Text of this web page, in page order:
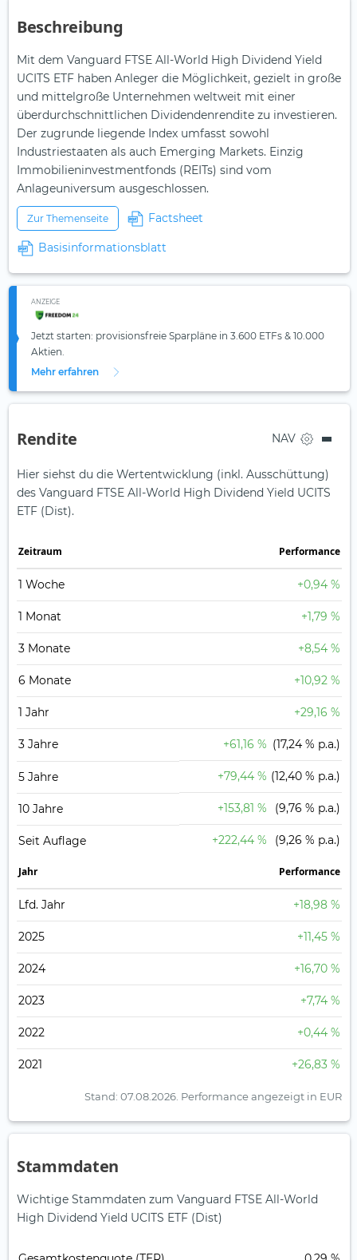
Beschreibung
Mit dem Vanguard FTSE All-World High Dividend Yield
UCITS ETF haben Anleger die Möglichkeit, gezielt in große
und mittelgroße Unternehmen weltweit mit einer
überdurchschnittlichen Dividendenrendite zu investieren.
Der zugrunde liegende Index umfasst sowohl
Industriestaaten als auch Emerging Markets. Einzig
Immobilieninvestmentfonds (REITs) sind vom
Anlageuniversum ausgeschlossen.
Zur Themenseite Factsheet
Basisinformationsblatt
ANZEIGE
Jetzt starten: provisionsfreie Sparpläne in 3.600 ETFs & 10.000
Aktien.
Mehr erfahren
Rendite NAV
Hier siehst du die Wertentwicklung (inkl. Ausschüttung)
des Vanguard FTSE All-World High Dividend Yield UCITS
ETF (Dist).
Zeit­raum Perfor­mance
1 Woche +0,94 %
1 Monat +1,79 %
3 Monate +8,54 %
6 Monate +10,92 %
1 Jahr +29,16 %
3 Jahre +61,16 % (17,24 % p.a.)
5 Jahre +79,44 % (12,40 % p.a.)
10 Jahre +153,81 % (9,76 % p.a.)
Seit Auflage +222,44 % (9,26 % p.a.)
Jahr Perfor­mance
Lfd. Jahr +18,98 %
2025 +11,45 %
2024 +16,70 %
2023 +7,74 %
2022 +0,44 %
2021 +26,83 %
Stand: 07.08.2026. Performance angezeigt in EUR
Stammdaten
Wichtige Stammdaten zum Vanguard FTSE All-World
High Dividend Yield UCITS ETF (Dist)